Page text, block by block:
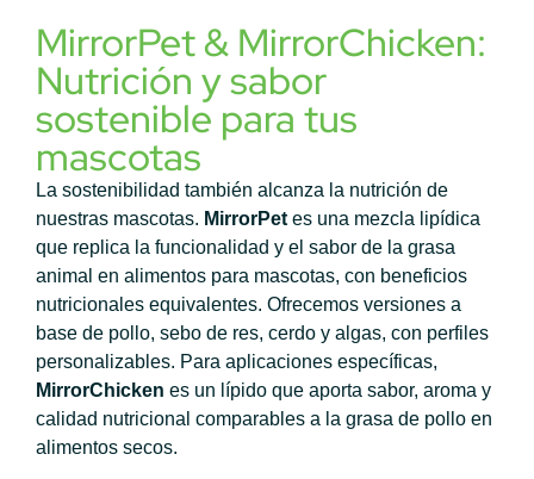
MirrorPet & MirrorChicken:
Nutrición y sabor
sostenible para tus
mascotas
La sostenibilidad también alcanza la nutrición de
nuestras mascotas. MirrorPet es una mezcla lipídica
que replica la funcionalidad y el sabor de la grasa
animal en alimentos para mascotas, con beneficios
nutricionales equivalentes. Ofrecemos versiones a
base de pollo, sebo de res, cerdo y algas, con perfiles
personalizables. Para aplicaciones específicas,
MirrorChicken es un lípido que aporta sabor, aroma y
calidad nutricional comparables a la grasa de pollo en
alimentos secos.